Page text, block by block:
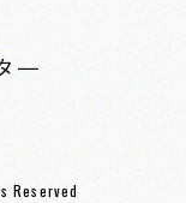
ー
Reserved